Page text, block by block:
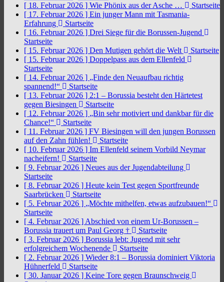
[ 18. Februar 2026 ] Wie Phönix aus der Asche …
Startseite
[ 17. Februar 2026 ] Ein junger Mann mit Tasmania-
Erfahrung
Startseite
[ 16. Februar 2026 ] Drei Siege für die Borussen-Jugend
Startseite
[ 15. Februar 2026 ] Den Mutigen gehört die Welt
Startseite
[ 15. Februar 2026 ] Doppelpass aus dem Ellenfeld
Startseite
[ 14. Februar 2026 ] „Finde den Neuaufbau richtig
spannend!“
Startseite
[ 13. Februar 2026 ] 2:1 – Borussia besteht den Härtetest
gegen Biesingen
Startseite
[ 12. Februar 2026 ] „Bin sehr motiviert und dankbar für die
Chance!“
Startseite
[ 11. Februar 2026 ] FV Biesingen will den jungen Borussen
auf den Zahn fühlen!
Startseite
[ 10. Februar 2026 ] Im Ellenfeld seinem Vorbild Neymar
nacheifern!
Startseite
[ 9. Februar 2026 ] Neues aus der Jugendabteilung
Startseite
[ 8. Februar 2026 ] Heute kein Test gegen Sportfreunde
Saarbrücken
Startseite
[ 5. Februar 2026 ] „Möchte mithelfen, etwas aufzubauen!“
Startseite
[ 4. Februar 2026 ] Abschied von einem Ur-Borussen –
Borussia trauert um Paul Georg †
Startseite
[ 3. Februar 2026 ] Borussia lebt: Jugend mit sehr
erfolgreichem Wochenende
Startseite
[ 2. Februar 2026 ] Wieder 8:1 – Borussia dominiert Viktoria
Hühnerfeld
Startseite
[ 30. Januar 2026 ] Keine Tore gegen Braunschweig